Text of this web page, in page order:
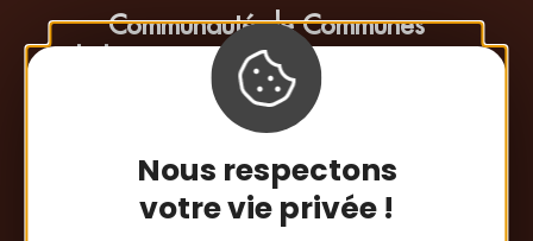
Nous respectons
votre vie privée !
Communauté de Communes
de la Lomagne Tarn-et-Garonnaise
413 rue Esparsac
Tél. : 05 63 65 34 26